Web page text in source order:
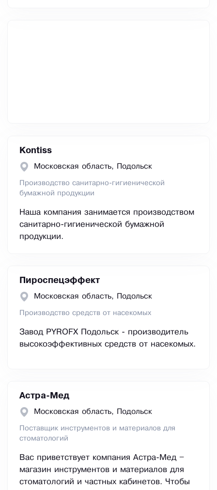
Kontiss
Московская область, Подольск
Производство санитарно-гигиенической
бумажной продукции
Наша компания занимается производством
санитарно-гигиенической бумажной
продукции.
Пироспецэффект
Московская область, Подольск
Производство средств от насекомых
Завод PYROFX Подольск - производитель
высокоэффективных средств от насекомых.
Астра-Мед
Московская область, Подольск
Поставщик инструментов и материалов для
стоматологий
Вас приветствует компания Астра-Мед –
магазин инструментов и материалов для
стоматологий и частных кабинетов. Чтобы